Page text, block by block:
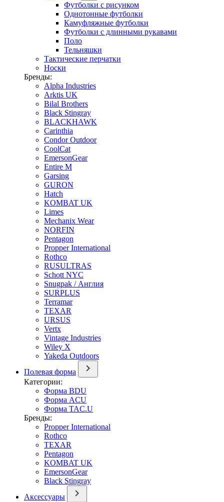
Футболки с рисунком
Однотонные футболки
Камуфляжные футболки
Футболки с длинными рукавами
Поло
Тельняшки
Тактические перчатки
Носки
Бренды:
Alpha Industries
Arktis UK
Bilal Brothers
Black Stingray
BLACKHAWK
Carinthia
Condor Outdoor
CoolCat
EmersonGear
Entire M
Garsing
GURON
Hatch
KOMBAT UK
Limes
Mechanix Wear
NORFIN
Pentagon
Propper International
Rothco
RUSULTRAS
Schott NYC
Snugpak / Англия
SURPLUS
Terramar
TEXAR
URSUS
Vertx
Vintage Industries
Wiley X
Yakeda Outdoors
Полевая форма
Категории:
Форма BDU
Форма ACU
Форма TAC.U
Бренды:
Propper International
Rothco
TEXAR
Pentagon
KOMBAT UK
EmersonGear
Black Stingray
Аксессуары